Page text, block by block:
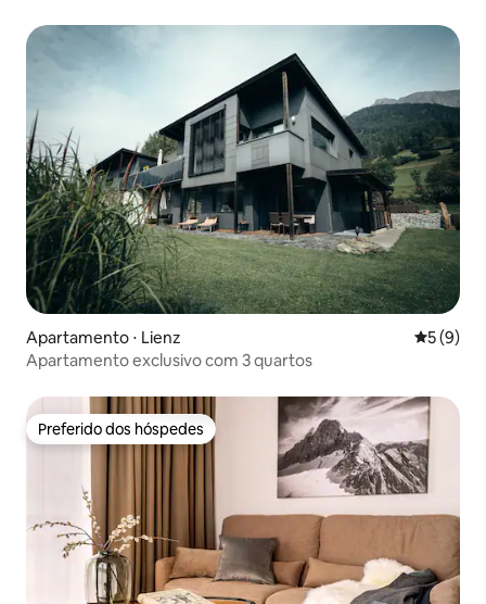
Apartamento ⋅ Lienz 5 de
5 (9)
Apartamento exclusivo com 3 quartos
Preferido dos hóspedes
Preferido dos hóspedes